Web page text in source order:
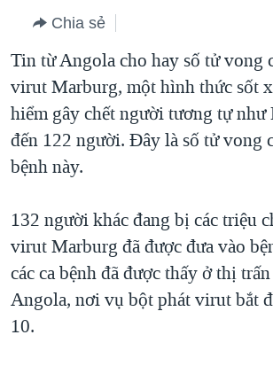
chính
điều
hướng
chính
Đi
tới
BLOG
DIỄN ĐÀN
MỤC
TỰ DO BÁO CHÍ
VẠCH TRẦN TIN GIẢ
ĐỜI SỐNG
KHOA HỌC
CHUYÊN ĐỀ
CHIẾN TRANH THƯƠNG MẠI CỦA MỸ:
HÀNH TRÌNH BẦU CỬ 2024
MỘT NĂM CHIẾN TRANH TẠI DẢI GAZA
GIẢI MÃ VÀNH ĐAI & CON ĐƯỜNG
NGÀY TỊ NẠN THẾ GIỚI
HỌC TIẾNG ANH
NGHE
MẠNG XÃ HỘI
Chia sẻ
Tin từ Angola cho hay số tử vong
virut Marburg, một hình thức sốt
hiểm gây chết người tương tự như
đến 122 người. Đây là số tử vong
bệnh này.
132 người khác đang bị các triệu
virut Marburg đã được đưa vào
các ca bệnh đã được thấy ở thị
Angola, nơi vụ bột phát virut bắt
10.